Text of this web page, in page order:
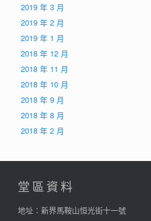
2019 年 3 月
2019 年 2 月
2019 年 1 月
2018 年 12 月
2018 年 11 月
2018 年 10 月
2018 年 9 月
2018 年 8 月
2018 年 2 月
堂區資料
地址：新界馬鞍山恒光街十一號